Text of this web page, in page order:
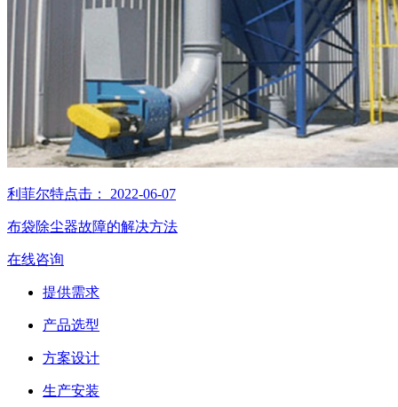
利菲尔特点击： 2022-06-07
布袋除尘器故障的解决方法
在线咨询
提供需求
产品选型
方案设计
生产安装